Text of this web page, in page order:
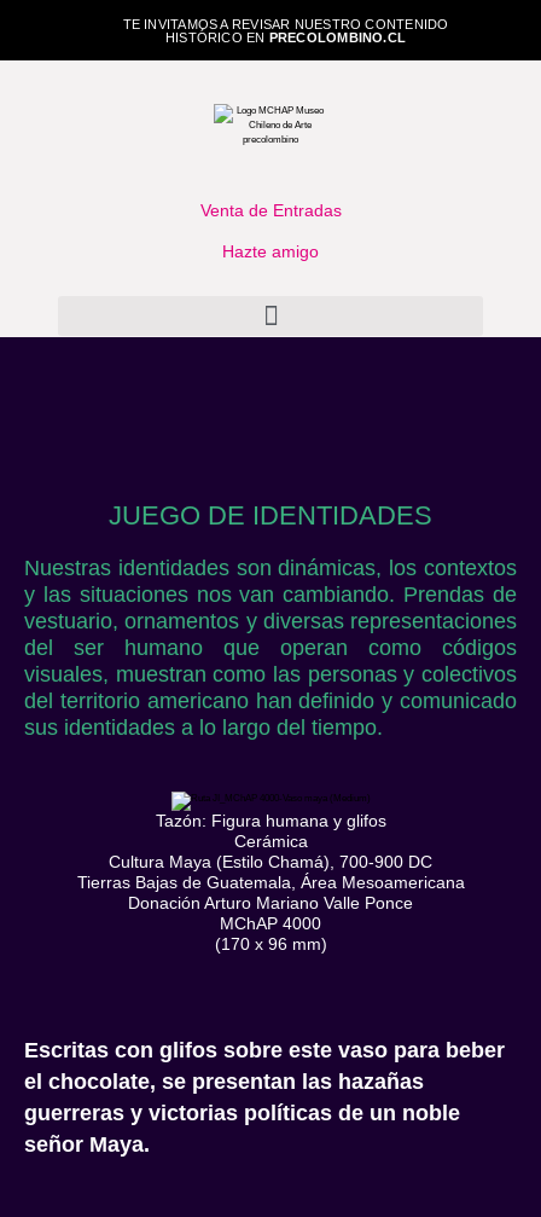
TE INVITAMOS A REVISAR NUESTRO CONTENIDO
HISTÓRICO EN PRECOLOMBINO.CL
Venta de Entradas
Hazte amigo
JUEGO DE IDENTIDADES
Nuestras identidades son dinámicas, los contextos
y las situaciones nos van cambiando. Prendas de
vestuario, ornamentos y diversas representaciones
del ser humano que operan como códigos
visuales, muestran como las personas y colectivos
del territorio americano han definido y comunicado
sus identidades a lo largo del tiempo.
Tazón: Figura humana y glifos
Cerámica
Cultura Maya (Estilo Chamá), 700-900 DC
Tierras Bajas de Guatemala, Área Mesoamericana
Donación Arturo Mariano Valle Ponce
MChAP 4000
(170 x 96 mm)
Escritas con glifos sobre este vaso para beber
el chocolate, se presentan las hazañas
guerreras y victorias políticas de un noble
señor Maya.